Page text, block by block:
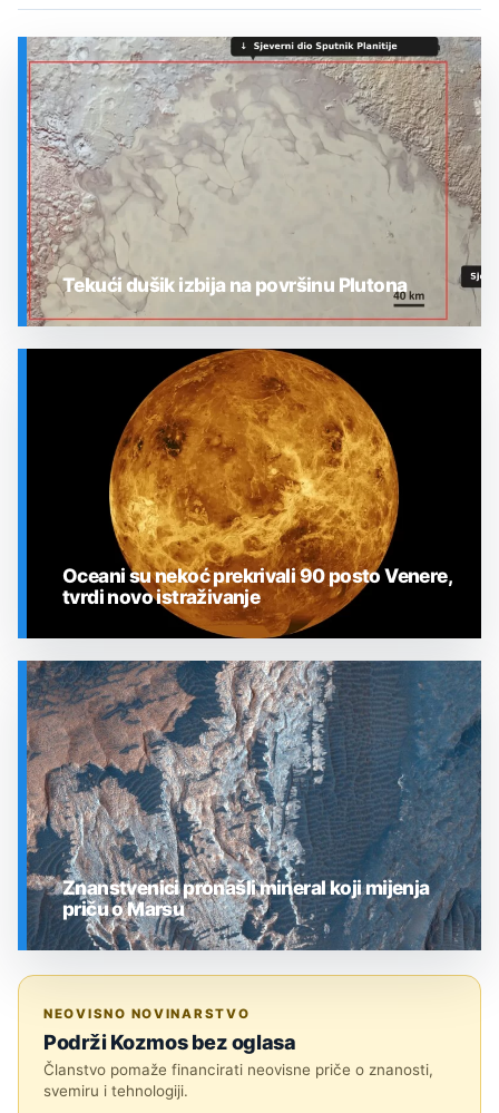
Tekući dušik izbija na površinu Plutona
SVEMIR
Oceani su nekoć prekrivali 90 posto Venere,
tvrdi novo istraživanje
Znanstvenici pronašli mineral koji mijenja
priču o Marsu
NEOVISNO NOVINARSTVO
Podrži Kozmos bez oglasa
Članstvo pomaže financirati neovisne priče o znanosti,
svemiru i tehnologiji.